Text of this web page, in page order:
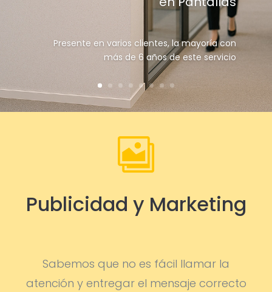
Presente en varios clientes, la mayoría con
más de 6 años de este servicio

Publicidad y Marketing
Sabemos que no es fácil llamar la
atención y entregar el mensaje correcto